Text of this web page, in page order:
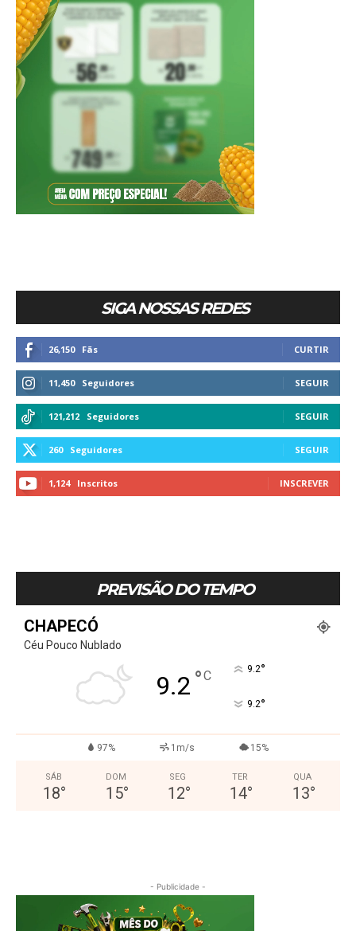
SIGA NOSSAS REDES
26,150 Fãs CURTIR
11,450 Seguidores SEGUIR
121,212 Seguidores SEGUIR
260 Seguidores SEGUIR
1,124 Inscritos INSCREVER
PREVISÃO DO TEMPO
CHAPECÓ
Céu Pouco Nublado
9.2 °C 9.2°
9.2°
97% 1m/s 15%
SÁB
18°
DOM
15°
SEG
12°
TER
14°
QUA
13°
- Publicidade -